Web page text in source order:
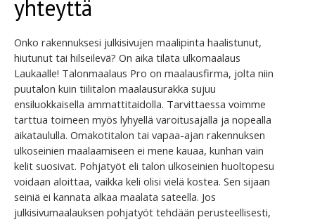
yhteyttä
Onko rakennuksesi julkisivujen maalipinta haalistunut,
hiutunut tai hilseilevä? On aika tilata ulkomaalaus
Laukaalle! Talonmaalaus Pro on maalausfirma, jolta niin
puutalon kuin tiilitalon maalausurakka sujuu
ensiluokkaisella ammattitaidolla. Tarvittaessa voimme
tarttua toimeen myös lyhyellä varoitusajalla ja nopealla
aikataululla. Omakotitalon tai vapaa-ajan rakennuksen
ulkoseinien maalaamiseen ei mene kauaa, kunhan vain
kelit suosivat. Pohjatyöt eli talon ulkoseinien huoltopesu
voidaan aloittaa, vaikka keli olisi vielä kostea. Sen sijaan
seiniä ei kannata alkaa maalata sateella. Jos
julkisivumaalauksen pohjatyöt tehdään perusteellisesti,